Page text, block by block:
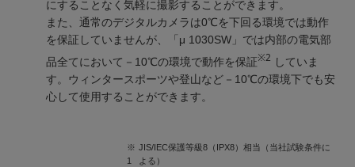
にすることなく気軽に撮影することができます。
また、通常のデジタルカメラは0℃を下回る環境では動作
を保証していませんが、「μ 1030SW」では内部の電気部
品全てにおいて－10℃の環境で動作を保証※2 していま
す。ウィンタースポーツや登山など－10℃の環境下でも安
心して使用することができます。
※
1
JIS/IEC保護等級8（IPX8）相当（当社試験条件に
よる）